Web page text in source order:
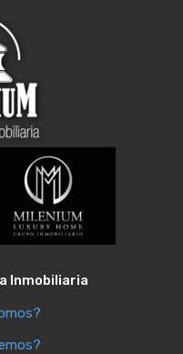
Inmobiliaria